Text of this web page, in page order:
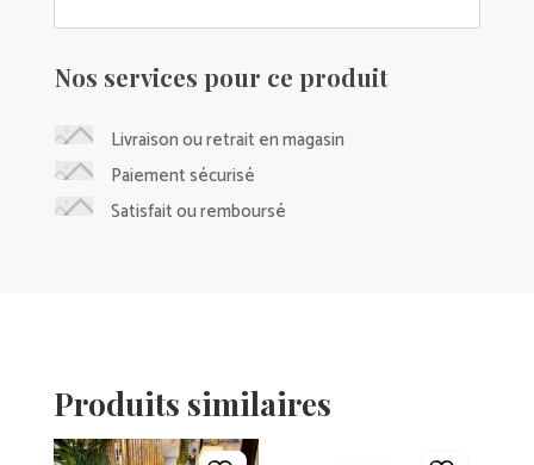
Nos services pour ce produit
Livraison ou retrait en magasin
Paiement sécurisé
Satisfait ou remboursé
Produits similaires